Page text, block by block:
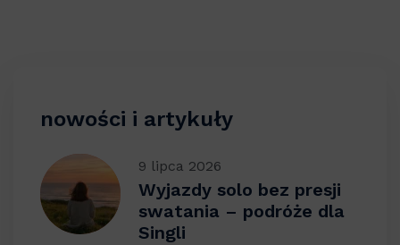
nowości i artykuły
9 lipca 2026
Wyjazdy solo bez presji
swatania – podróże dla
Singli